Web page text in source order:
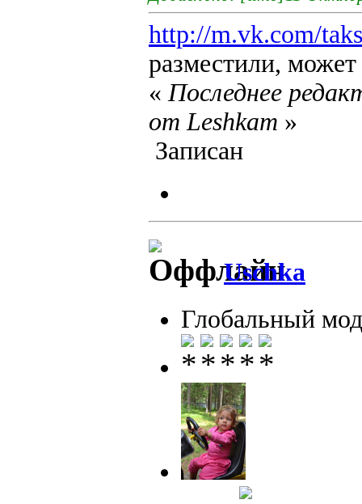
http://m.vk.com/
разместили, может
« Последнее
от Leshkam »
Записан
Uschka
Глобальный